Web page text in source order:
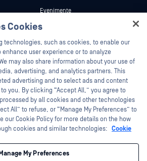
Evenimente
Webinare
Fișe de date
Cărți albe
Instrumente gratuite
rezervate. OPSWAT, MetaDefender, Metascan,
no File. Trust No Device., OPSWAT , Protecting the
Deep CDR™ Technology, InQuest, logo-ul InQuest,
și Join the Hunt sunt mărci comerciale ale
Cookies
technologies, such as cookies, to enable our
user experience or to analyze
may also share information about your use of
advertising, and analytics partners. This
advertising and to select ads and content
you. By clicking “Accept All,” you agree to
by all cookies and other technologies
All” to refuse, or “Manage My Preferences” to
our Cookie Policy for more details on the how
cookies and similar technologies: Cookie
My Preferences
there!
Ozzy, your OPSWAT virtual assistant.
can I help you secure what's critical